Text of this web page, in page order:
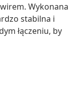
Wykonana
stabilna i
łączeniu, by